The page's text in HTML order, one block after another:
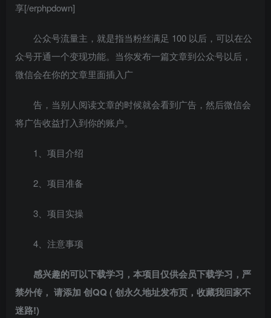
享[/erphpdown]
公众号流量主，就是指当粉丝满足 100 以后，可以在公
众号开通一个变现功能。当你发布一篇文章到公众号以后，
微信会在你的文章里面插入广
告，当别人阅读文章的时候就会看到广告，然后微信会
将广告收益打入到你的账户。
1、项目介绍
2、项目准备
3、项目实操
4、注意事项
感兴趣的可以下载学习，本项目仅供会员下载学习，严
禁外传， 请添加 创QQ ( 创永久地址发布页，收藏我回家不
迷路!)